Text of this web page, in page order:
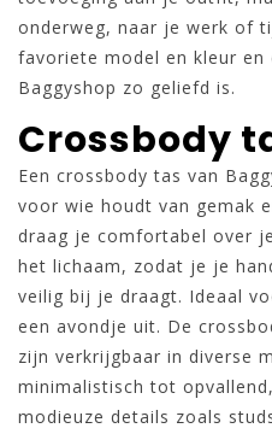
onderweg, naar je werk of
favoriete model en kleur en
Baggyshop zo geliefd is.
Crossbody
Een crossbody tas van
voor wie houdt van gemak
draag je comfortabel over
het lichaam, zodat je je
veilig bij je draagt. Ideaal
een avondje uit. De
zijn verkrijgbaar in diverse
minimalistisch tot
modieuze details zoals